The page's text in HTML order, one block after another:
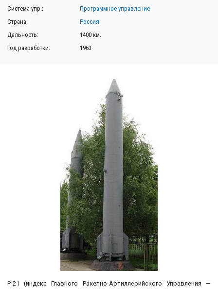
Р-21 (индекс Главного Ракетно-Артиллерийского Управления —
Система упр.:
Программное управление
Страна:
Россия
Дальность:
1400 км.
Год разработки:
1963